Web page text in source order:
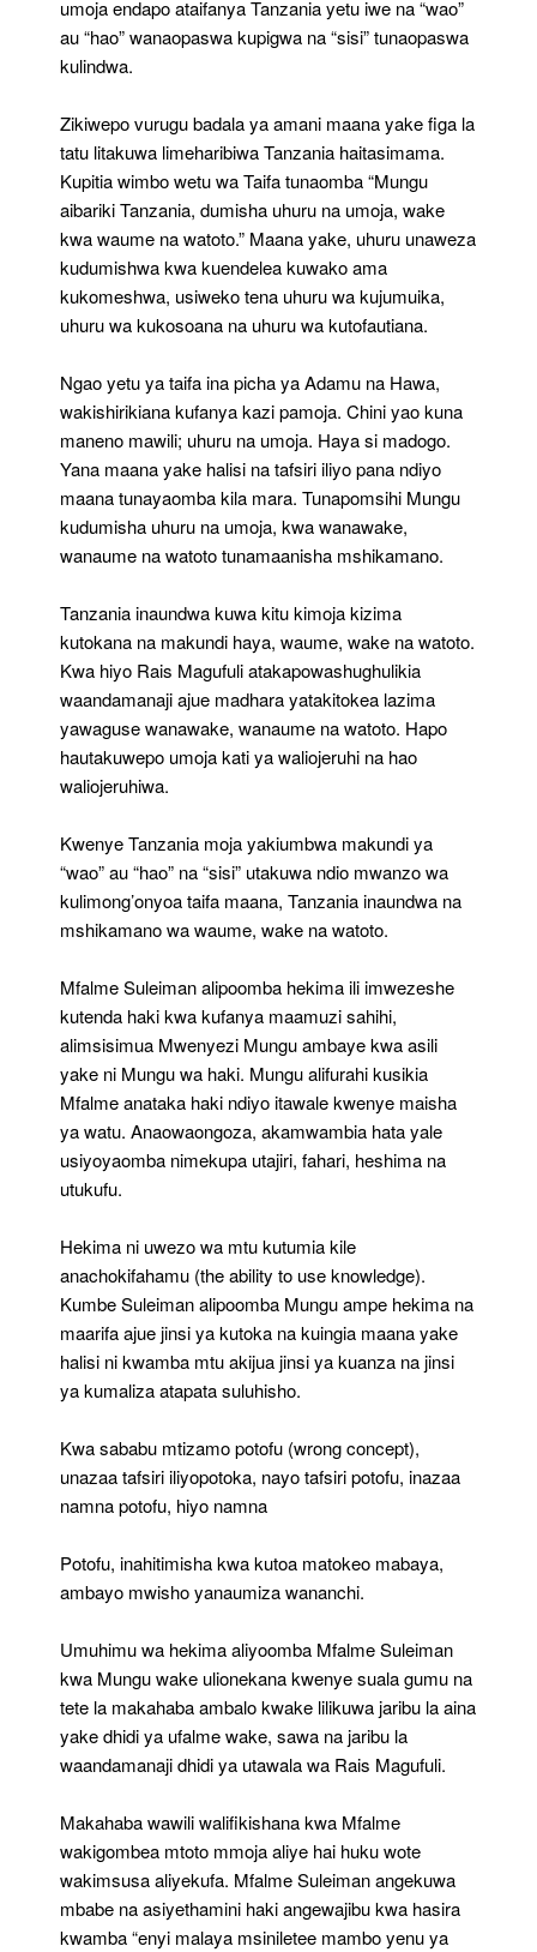
umoja endapo ataifanya Tanzania yetu iwe na “wao”
au “hao” wanaopaswa kupigwa na “sisi” tunaopaswa
kulindwa.
Zikiwepo vurugu badala ya amani maana yake figa la
tatu litakuwa limeharibiwa Tanzania haitasimama.
Kupitia wimbo wetu wa Taifa tunaomba “Mungu
aibariki Tanzania, dumisha uhuru na umoja, wake
kwa waume na watoto.” Maana yake, uhuru unaweza
kudumishwa kwa kuendelea kuwako ama
kukomeshwa, usiweko tena uhuru wa kujumuika,
uhuru wa kukosoana na uhuru wa kutofautiana.
Ngao yetu ya taifa ina picha ya Adamu na Hawa,
wakishirikiana kufanya kazi pamoja. Chini yao kuna
maneno mawili; uhuru na umoja. Haya si madogo.
Yana maana yake halisi na tafsiri iliyo pana ndiyo
maana tunayaomba kila mara. Tunapomsihi Mungu
kudumisha uhuru na umoja, kwa wanawake,
wanaume na watoto tunamaanisha mshikamano.
Tanzania inaundwa kuwa kitu kimoja kizima
kutokana na makundi haya, waume, wake na watoto.
Kwa hiyo Rais Magufuli atakapowashughulikia
waandamanaji ajue madhara yatakitokea lazima
yawaguse wanawake, wanaume na watoto. Hapo
hautakuwepo umoja kati ya waliojeruhi na hao
waliojeruhiwa.
Kwenye Tanzania moja yakiumbwa makundi ya
“wao” au “hao” na “sisi” utakuwa ndio mwanzo wa
kulimong’onyoa taifa maana, Tanzania inaundwa na
mshikamano wa waume, wake na watoto.
Mfalme Suleiman alipoomba hekima ili imwezeshe
kutenda haki kwa kufanya maamuzi sahihi,
alimsisimua Mwenyezi Mungu ambaye kwa asili
yake ni Mungu wa haki. Mungu alifurahi kusikia
Mfalme anataka haki ndiyo itawale kwenye maisha
ya watu. Anaowaongoza, akamwambia hata yale
usiyoyaomba nimekupa utajiri, fahari, heshima na
utukufu.
Hekima ni uwezo wa mtu kutumia kile
anachokifahamu (the ability to use knowledge).
Kumbe Suleiman alipoomba Mungu ampe hekima na
maarifa ajue jinsi ya kutoka na kuingia maana yake
halisi ni kwamba mtu akijua jinsi ya kuanza na jinsi
ya kumaliza atapata suluhisho.
Kwa sababu mtizamo potofu (wrong concept),
unazaa tafsiri iliyopotoka, nayo tafsiri potofu, inazaa
namna potofu, hiyo namna
Potofu, inahitimisha kwa kutoa matokeo mabaya,
ambayo mwisho yanaumiza wananchi.
Umuhimu wa hekima aliyoomba Mfalme Suleiman
kwa Mungu wake ulionekana kwenye suala gumu na
tete la makahaba ambalo kwake lilikuwa jaribu la aina
yake dhidi ya ufalme wake, sawa na jaribu la
waandamanaji dhidi ya utawala wa Rais Magufuli.
Makahaba wawili walifikishana kwa Mfalme
wakigombea mtoto mmoja aliye hai huku wote
wakimsusa aliyekufa. Mfalme Suleiman angekuwa
mbabe na asiyethamini haki angewajibu kwa hasira
kwamba “enyi malaya msiniletee mambo yenu ya